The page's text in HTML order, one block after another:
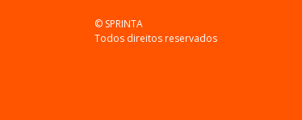
© SPRINTA
Todos direitos reservados